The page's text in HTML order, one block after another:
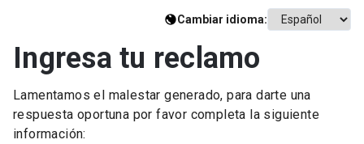
Cambiar idioma:
Ingresa tu reclamo
Lamentamos el malestar generado, para darte una
respuesta oportuna por favor completa la siguiente
información: